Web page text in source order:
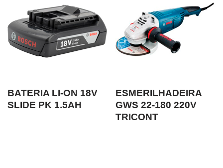
BATERIA LI-ON 18V
SLIDE PK 1.5AH
ESMERILHADEIRA
GWS 22-180 220V
TRICONT